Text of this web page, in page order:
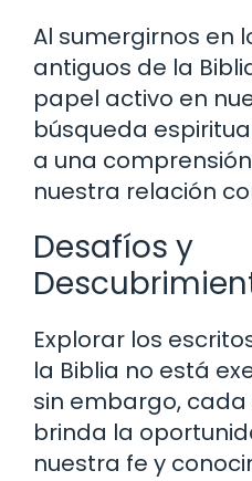
Al sumergirnos en
antiguos de la
papel activo en
búsqueda
a una
nuestra relación
Desafíos y
Explorar los
la Biblia no está
sin embargo,
brinda la
nuestra fe y